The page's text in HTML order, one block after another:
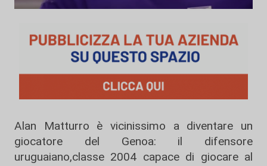
Alan Matturro è vicinissimo a diventare un
giocatore del Genoa: il difensore
uruguaiano,classe 2004 capace di giocare al